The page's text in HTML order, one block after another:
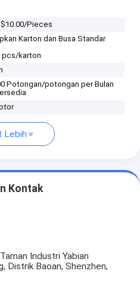
$10.00/Pieces
Karton dan Busa Standar
pcs/karton
Potongan/potongan per Bulan
Lebih
Kontak
Industri Yabian
Distrik Baoan, Shenzhen,